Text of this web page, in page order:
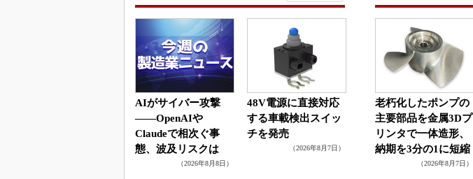
AIがサイバー攻撃
――OpenAIや
Claudeで相次ぐ事
態、波及リスクは
（2026年8月8日）
48V電源に直接対応
する車載検出スイッ
チを発売
（2026年8月7日）
老朽化したポンプの
主要部品を金属3Dプ
リンタで一体造形、
納期を3分の1に短縮
（2026年8月7日）